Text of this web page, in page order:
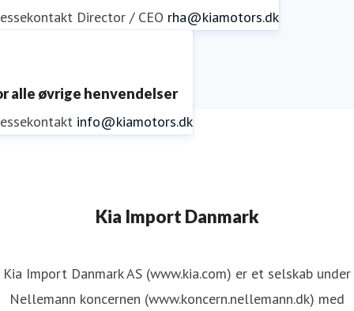
Director / CEO rha@kiamotors.dk
alle øvrige henvendelser
info@kiamotors.dk
Kia Import Danmark
Kia Import Danmark AS (www.kia.com) er et selskab under
Nellemann koncernen (www.koncern.nellemann.dk) med